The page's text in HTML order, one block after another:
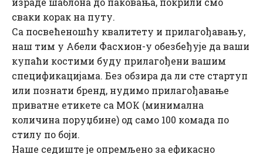
сваки корак на путу.
Са посвећеношћу квалитету и прилагођавању,
наш тим у Абели Фасхион-у обезбеђује да ваши
купаћи костими буду прилагођени вашим
спецификацијама. Без обзира да ли сте стартуп
или познати бренд, нудимо прилагођавање
приватне етикете са МОК (минимална
количина поруџбине) од само 100 комада по
стилу по боји.
Наше седиште је опремљено за ефикасно